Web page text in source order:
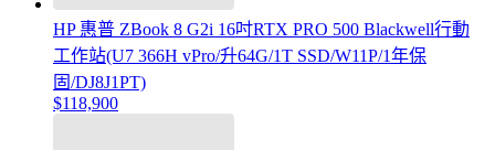
HP 惠普 ZBook 8 G2i 16吋RTX PRO 500 Blackwell行動
工作站(U7 366H vPro/升64G/1T SSD/W11P/1年保
固/DJ8J1PT)
$118,900